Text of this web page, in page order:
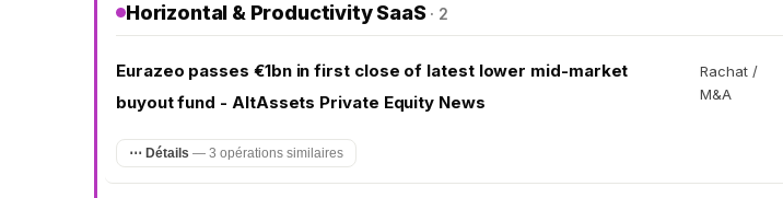
Horizontal & Productivity SaaS · 2
Eurazeo passes €1bn in first close of latest lower mid-market
buyout fund - AltAssets Private Equity News
Rachat /
M&A
⋯ Détails — 3 opérations similaires